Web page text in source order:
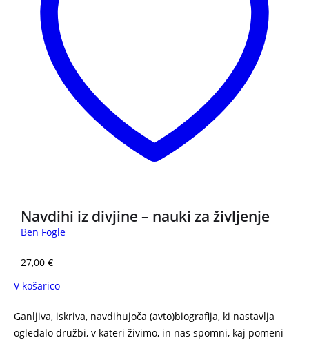
Navdihi iz divjine – nauki za življenje
Ben Fogle
27,00 €
V košarico
Ganljiva, iskriva, navdihujoča (avto)biografija, ki nastavlja
ogledalo družbi, v kateri živimo, in nas spomni, kaj pomeni